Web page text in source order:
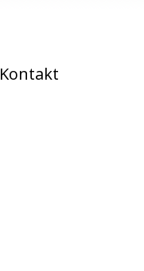
Kontakt